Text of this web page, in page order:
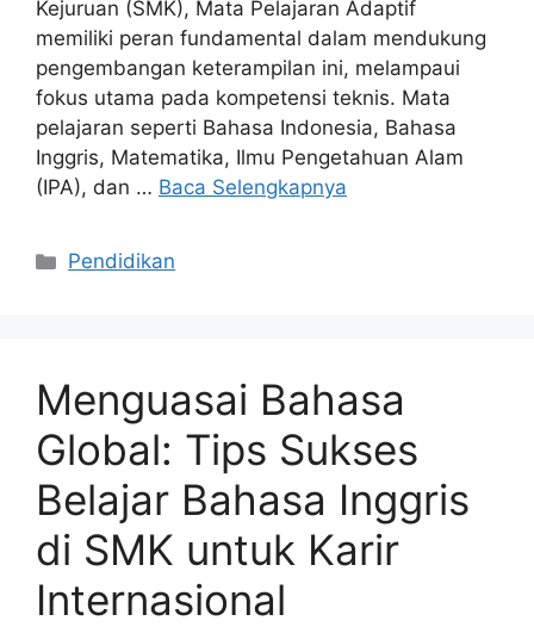
Kejuruan (SMK), Mata Pelajaran Adaptif
memiliki peran fundamental dalam mendukung
pengembangan keterampilan ini, melampaui
fokus utama pada kompetensi teknis. Mata
pelajaran seperti Bahasa Indonesia, Bahasa
Inggris, Matematika, Ilmu Pengetahuan Alam
(IPA), dan … Baca Selengkapnya
Kategori
Pendidikan
Menguasai Bahasa
Global: Tips Sukses
Belajar Bahasa Inggris
di SMK untuk Karir
Internasional